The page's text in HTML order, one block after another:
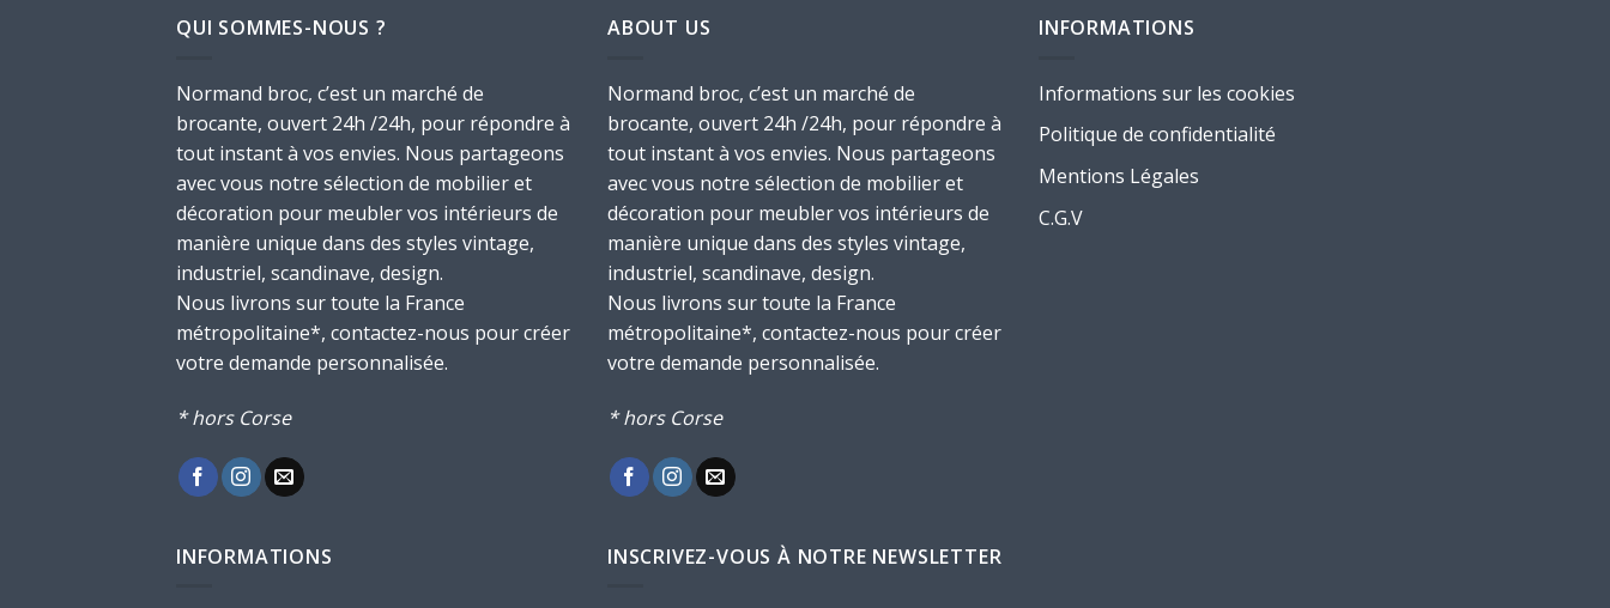
QUI SOMMES-NOUS ?
Normand broc, c’est un marché de
brocante, ouvert 24h /24h, pour répondre à
tout instant à vos envies. Nous partageons
avec vous notre sélection de mobilier et
décoration pour meubler vos intérieurs de
manière unique dans des styles vintage,
industriel, scandinave, design.
Nous livrons sur toute la France
métropolitaine*, contactez-nous pour créer
votre demande personnalisée.
* hors Corse
ABOUT US
Normand broc, c’est un marché de
brocante, ouvert 24h /24h, pour répondre à
tout instant à vos envies. Nous partageons
avec vous notre sélection de mobilier et
décoration pour meubler vos intérieurs de
manière unique dans des styles vintage,
industriel, scandinave, design.
Nous livrons sur toute la France
métropolitaine*, contactez-nous pour créer
votre demande personnalisée.
* hors Corse
INFORMATIONS
Informations sur les cookies
Politique de confidentialité
Mentions Légales
C.G.V
INFORMATIONS INSCRIVEZ-VOUS À NOTRE NEWSLETTER